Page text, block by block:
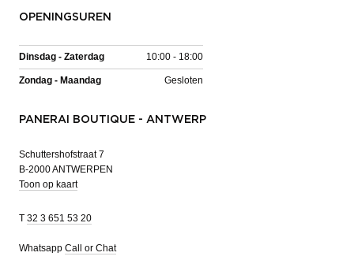
OPENINGSUREN
Dinsdag - Zaterdag 10:00 - 18:00
Zondag - Maandag Gesloten
PANERAI BOUTIQUE - ANTWERP
Schuttershofstraat 7
B-2000 ANTWERPEN
Toon op kaart
T 32 3 651 53 20
Whatsapp Call or Chat